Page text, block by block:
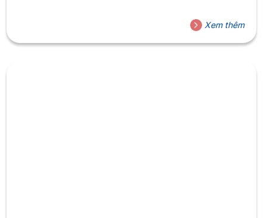
thành đồ án tốt nghiệp ngành Thiết kế thời trang.
Xem thêm